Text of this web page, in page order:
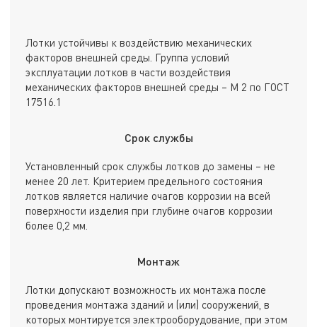
Лотки устойчивы к воздействию механических
факторов внешней среды. Группа условий
эксплуатации лотков в части воздействия
механических факторов внешней среды – М 2 по ГОСТ
17516.1
Срок службы
Установленный срок службы лотков до замены – не
менее 20 лет. Критерием предельного состояния
лотков является наличие очагов коррозии на всей
поверхности изделия при глубине очагов коррозии
более 0,2 мм.
Монтаж
Лотки допускают возможность их монтажа после
проведения монтажа зданий и (или) сооружений, в
которых монтируется электрооборудование, при этом